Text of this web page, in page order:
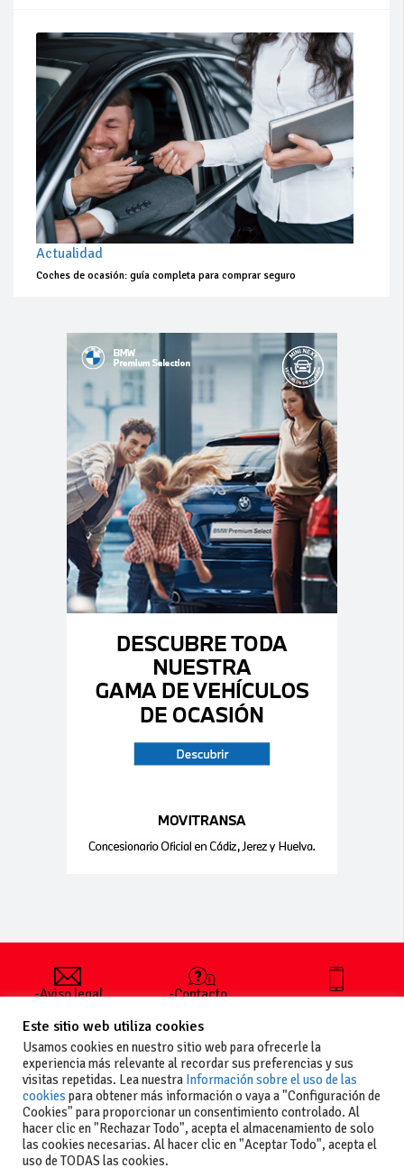
Actualidad
Coches de ocasión: guía completa para comprar seguro
-Aviso legal
generales
de uso
-Política de
privacidad
-Política de
cookies
-Contacto
publicar un
anuncio
-Vende+
+34 627 35
Este sitio web utiliza cookies
Usamos cookies en nuestro sitio web para ofrecerle la
experiencia más relevante al recordar sus preferencias y sus
visitas repetidas. Lea nuestra Información sobre el uso de las
cookies para obtener más información o vaya a "Configuración de
Cookies" para proporcionar un consentimiento controlado. Al
hacer clic en "Rechazar Todo", acepta el almacenamiento de solo
las cookies necesarias. Al hacer clic en "Aceptar Todo", acepta el
uso de TODAS las cookies.